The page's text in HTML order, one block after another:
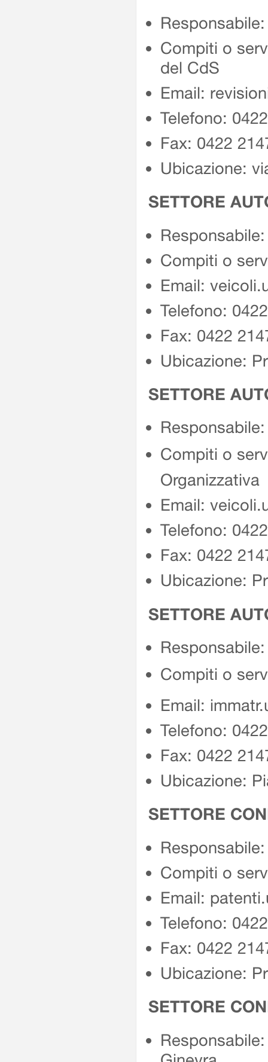
Compiti o
del CdS
Email:
Telefono:
Fax: 0422
Ubicazione:
SETTORE
Compiti o
Email:
Telefono:
Fax: 0422
Ubicazione:
SETTORE
Compiti o
Organizzativa
Email:
Telefono:
Fax: 0422
Ubicazione:
SETTORE
Compiti o
Email:
Telefono:
Fax: 0422
Ubicazione:
SETTORE
Compiti o
Email:
Telefono:
Fax: 0422
Ubicazione:
SETTORE